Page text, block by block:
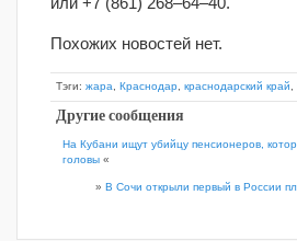
Похожих новостей нет.
Тэги: жара Краснодар краснодарский край
Другие сообщения
На Кубани ищут убийцу пенсионеров,
головы «
» В Сочи открыли первый в России